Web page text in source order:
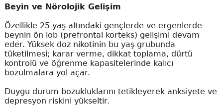
Beyin ve Nörolojik Gelişim
Özellikle 25 yaş altındaki gençlerde ve ergenlerde
beynin ön lob (prefrontal korteks) gelişimi devam
eder. Yüksek doz nikotinin bu yaş grubunda
tüketilmesi; karar verme, dikkat toplama, dürtü
kontrolü ve öğrenme kapasitelerinde kalıcı
bozulmalara yol açar.
Duygu durum bozukluklarını tetikleyerek anksiyete ve
depresyon riskini yükseltir.